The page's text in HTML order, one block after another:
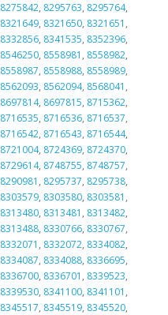
8275842, 8295763, 8295764,
8321649, 8321650, 8321651 ,
8332856, 8341535, 8352396,
8546250, 8558981 , 8558982,
8558987, 8558988, 8558989,
8562093, 8562094, 8568041 ,
8697814, 8697815, 8715362,
8716535, 8716536, 8716537,
8716542, 8716543, 8716544,
8721004, 8724369, 8724370,
8729614, 8748755, 8748757,
8290981 , 8295737, 8295738,
8303579, 8303580, 8303581 ,
8313480, 8313481 , 8313482,
8313488, 8330766, 8330767,
8332071 , 8332072, 8334082,
8334087, 8334088, 8336695,
8336700, 8336701 , 8339523,
8339530, 8341100, 8341101 ,
8345517, 8345519, 8345520,